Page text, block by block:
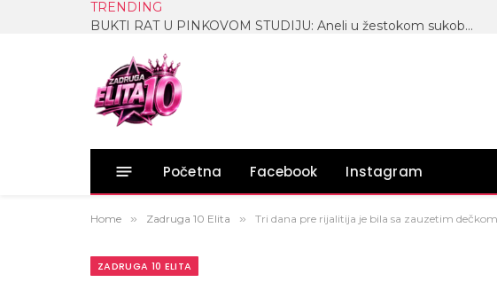
TRENDING
BUKTI RAT U PINKOVOM STUDIJU: Aneli u žestokom sukobu sa Neriom i Hanom, pokazala dokaze iz telefona i iznela šok optužbe! (VIDEO)
Početna Facebook Instagram
Home » Zadruga 10 Elita » Tri dana pre rijalitija je bila sa zauzetim
ZADRUGA 10 ELITA